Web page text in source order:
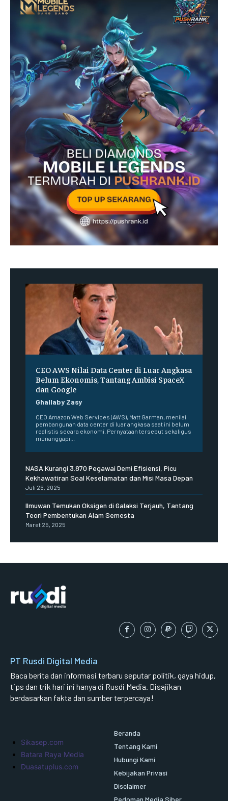
CEO AWS Nilai Data Center di Luar Angkasa
Belum Ekonomis, Tantang Ambisi SpaceX
dan Google
Ghallaby Zasy
CEO Amazon Web Services (AWS), Matt Garman, menilai
pembangunan data center di luar angkasa saat ini belum
realistis secara ekonomi. Pernyataan tersebut sekaligus
menanggapi...
NASA Kurangi 3.870 Pegawai Demi Efisiensi, Picu
Kekhawatiran Soal Keselamatan dan Misi Masa Depan
Juli 26, 2025
Ilmuwan Temukan Oksigen di Galaksi Terjauh, Tantang
Teori Pembentukan Alam Semesta
Maret 25, 2025
PT Rusdi Digital Media
Baca berita dan informasi terbaru seputar politik, gaya hidup,
tips dan trik hari ini hanya di Rusdi Media. Disajikan
berdasarkan fakta dan sumber terpercaya!
Sikasep.com
Batara Raya Media
Duasatuplus.com
Beranda
Tentang Kami
Hubungi Kami
Kebijakan Privasi
Disclaimer
Pedoman Media Siber